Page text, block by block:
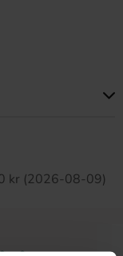
kr (2026-08-09)